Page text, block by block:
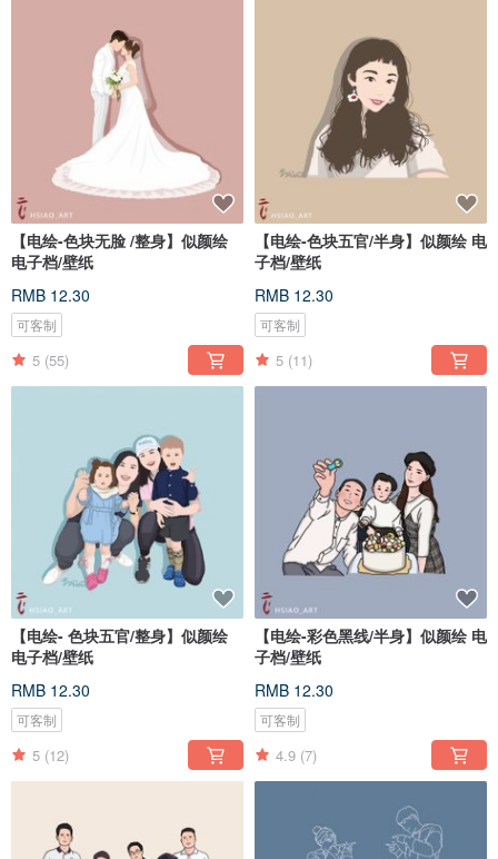
【电绘-色块无脸 /整身】似颜绘
电子档/壁纸
RMB 12.30
可客制
5 (55)
【电绘-色块五官/半身】似颜绘 电
子档/壁纸
RMB 12.30
可客制
5 (11)
【电绘- 色块五官/整身】似颜绘
电子档/壁纸
RMB 12.30
可客制
5 (12)
【电绘-彩色黑线/半身】似颜绘 电
子档/壁纸
RMB 12.30
可客制
4.9 (7)